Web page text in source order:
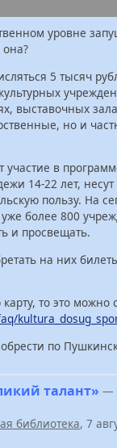
уровне
5 тысяч
выставочных
но и
в
14-22 лет,
пользу. На
более 800
и просвещать.
на них
то это можно
по
талант» —
библиотека, 7